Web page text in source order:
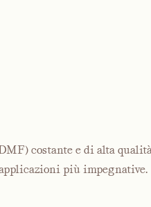
costante e di alta
più impegnative.